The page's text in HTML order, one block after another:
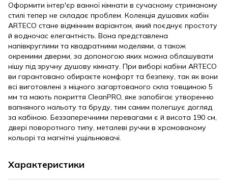
Оформити інтер'єр ванної кімнати в сучасному стриманому
стилі тепер не складає проблем. Колекція душових кабін
ARTECO стане відмінним варіантом, який поєднує простоту
й водночас елегантність. Вона представлена
напівкруглими та квадратними моделями, а також
окремими дверми, за допомогою яких можна облашувати
нішу під зручну душову кімнату. При виборі кабіни ARTECO
ви гарантовано обираєте комфорт та безпеку, так як вони
всі виготовлені з міцного загартованого скла товщиною 5
мм та мають покриття CleanPRO, яке запобігає утворенню
вапняного нальоту та бруду, тим самим полегшує догляд
за кабіною. Беззаперечними перевагами є й висота 190 см,
двері поворотного типу, металеві ручки в хромованому
кольорі та магнітні ущільнювачі.
Характеристики